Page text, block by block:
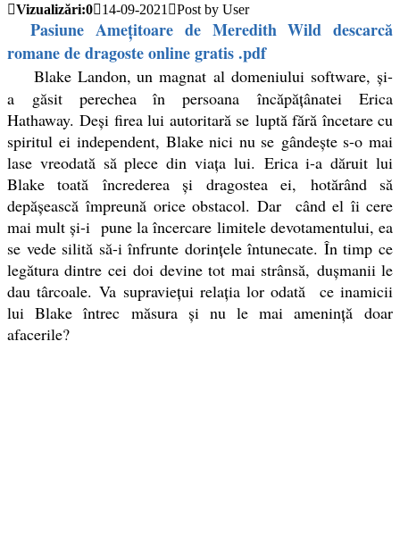
Vizualizări:0
14-09-2021 Post by User
Pasiune Amețitoare de Meredith Wild descarcă
romane de dragoste online gratis .pdf
Blake Landon, un magnat al domeniului software, şi-
a găsit perechea în persoana încăpăţânatei Erica
Hathaway. Deşi firea lui autoritară se luptă fără încetare cu
spiritul ei independent, Blake nici nu se gândeşte s-o mai
lase vreodată să plece din viaţa lui. Erica i-a dăruit lui
Blake toată încrederea şi dragostea ei, hotărând să
depăşească împreună orice obstacol. Dar când el îi cere
mai mult şi-i pune la încercare limitele devotamentului, ea
se vede silită să-i înfrunte dorinţele întunecate. În timp ce
legătura dintre cei doi devine tot mai strânsă, duşmanii le
dau târcoale. Va supravieţui relaţia lor odată ce inamicii
lui Blake întrec măsura şi nu le mai ameninţă doar
afacerile?